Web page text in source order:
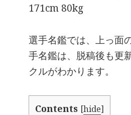
171cm 80kg
選手名鑑では、上っ面
手名鑑は、脱稿後も更
クルがわかります。
Contents [hide]